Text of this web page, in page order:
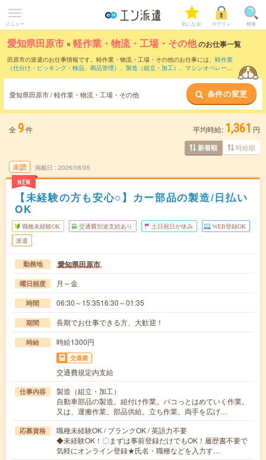
メニュー 気になる! ログイン 検索
愛知県田原市 ×軽作業・物流・工場・その他のお仕事一覧
田原市の派遣のお仕事情報です。軽作業・物流・工場・その他のお仕事には、 軽作業
（仕分け・ピッキング・検品、商品管理） 、 製造（組立・加工） 、 マシンオペレータ
愛知県田原市 / 軽作業・物流・工場・その他 条件の変更
全 9件 平均時給: 1,361 円
新着順 時給順
未読
NEW
掲載日 2026/08/05
【未経験の方も安心○】カー部品の製造/日払い
OK
職種未経験OK 交通費別途支給あり 土日祝日が休み WEB登録OK
派遣
勤務地 愛知県田原市
曜日頻度 月～金
時間 06:30～15:3516:30～01:35
期間 長期でお仕事できる方、大歓迎！
時給 時給1300円
交通費
交通費規定内支給
仕事内容
製造（組立・加工）
自動車部品の製造。組付け作業。パコっとはめていく作業。
又は、運搬作業、部品供給。立ち作業。両手を広げ…
応募資格
職種未経験OK / ブランクOK / 英語力不要
◆未経験OK！〇まずは事前登録だけでもOK！履歴書不要で
気軽にオンライン登録★氏名・職種などを入力す…